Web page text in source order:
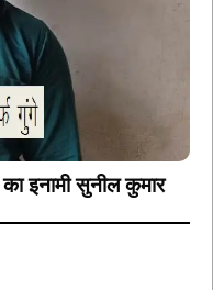
इनामी सुनील कुमार